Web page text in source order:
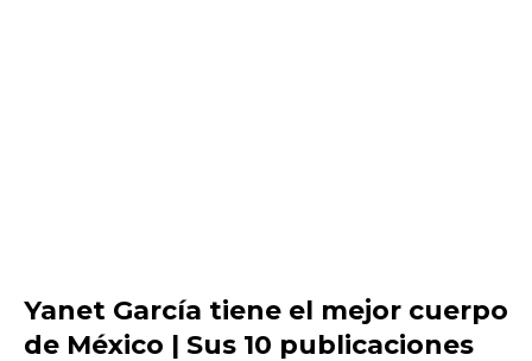
Yanet García tiene el mejor cuerpo
de México | Sus 10 publicaciones